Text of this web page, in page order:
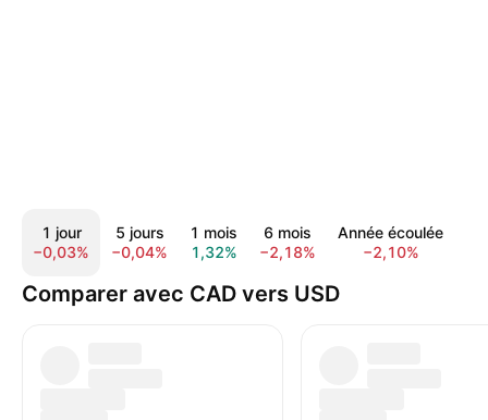
1 jour
−0,03%
5 jours
−0,04%
1 mois
1,32%
6 mois
−2,18%
Année écoulée
−2,10%
Comparer avec CAD vers USD